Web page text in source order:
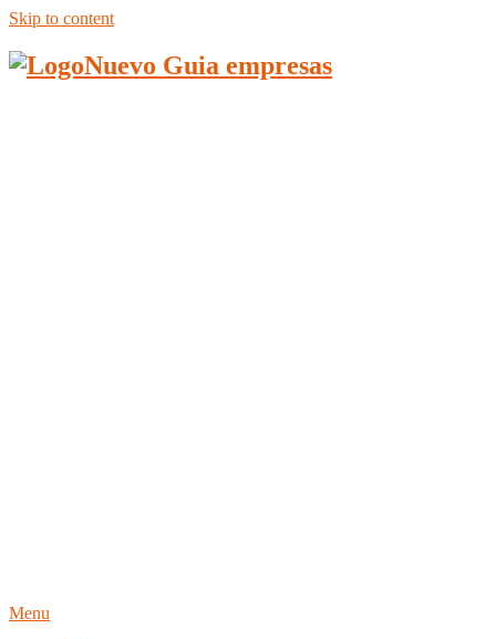
Skip to content
Menu